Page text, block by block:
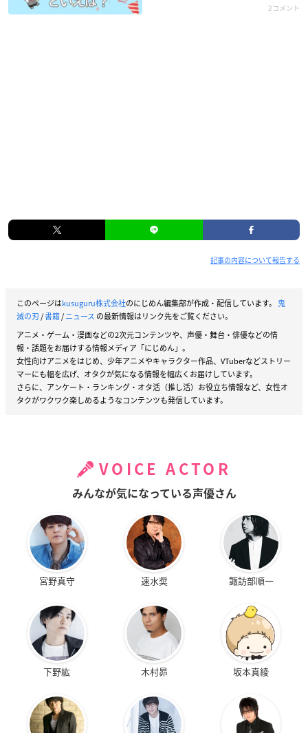
2コメント
記事の内容について報告する
このページはkusuguru株式会社のにじめん編集部が作成・配信しています。 鬼
滅の刃/書籍/ニュース の最新情報はリンク先をご覧ください。
アニメ・ゲーム・漫画などの2次元コンテンツや、声優・舞台・俳優などの情
報・話題をお届けする情報メディア「にじめん」。
女性向けアニメをはじめ、少年アニメやキャラクター作品、VTuberなどストリー
マーにも幅を広げ、オタクが気になる情報を幅広くお届けしています。
さらに、アンケート・ランキング・オタ活（推し活）お役立ち情報など、女性オ
タクがワクワク楽しめるようなコンテンツも発信しています。
VOICE ACTOR
みんなが気になっている声優さん
宮野真守 速水奨 諏訪部順一
下野紘 木村昴 坂本真綾